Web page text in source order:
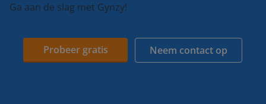
Ga aan de slag met Gynzy!
Probeer gratis Neem contact op